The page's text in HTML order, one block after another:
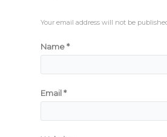
Your email address will not be
Name*
Email*